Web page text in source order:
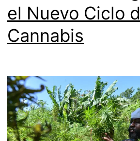
el Nuevo Ciclo
Cannabis